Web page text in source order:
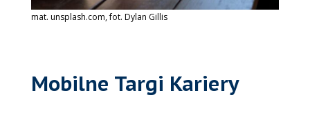
mat. unsplash.com, fot. Dylan Gillis
Mobilne Targi Kariery